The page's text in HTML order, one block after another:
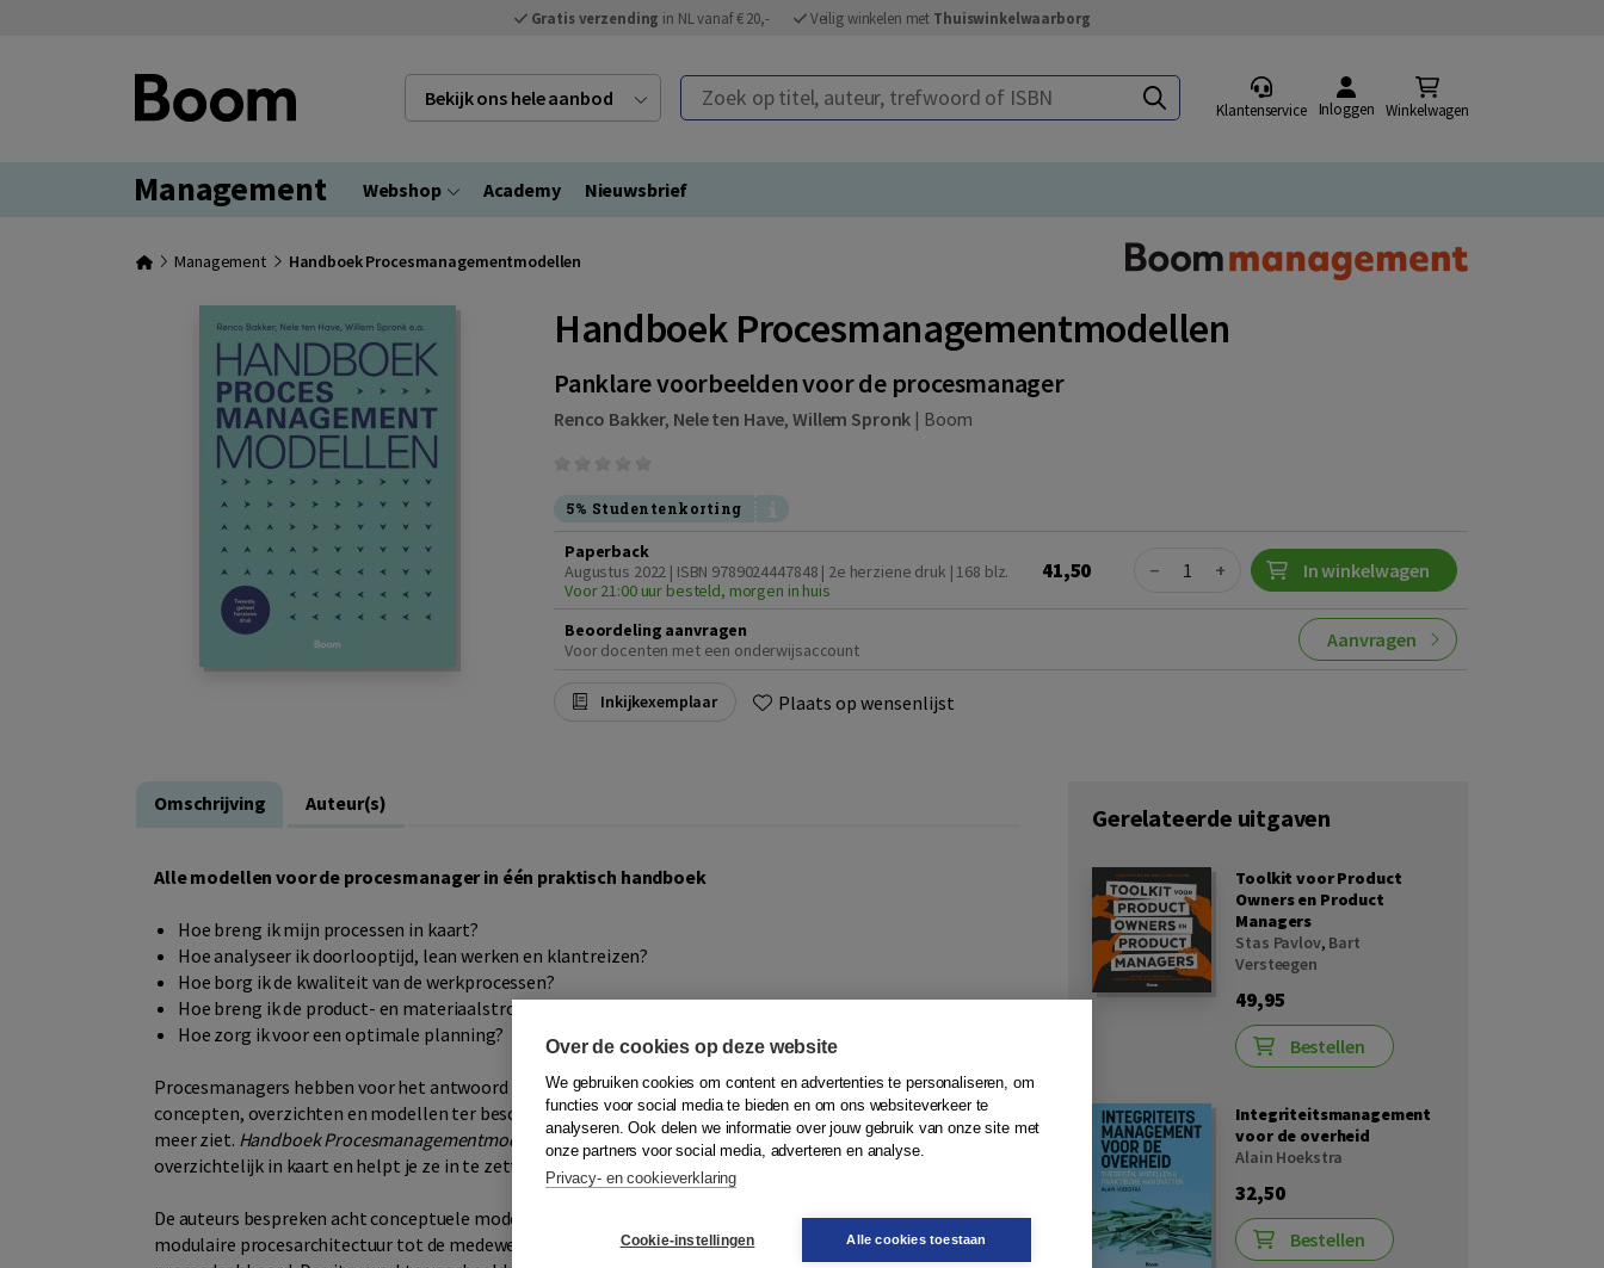
Gratis verzending in NL vanaf € 20,- Veilig winkelen met Thuiswinkelwaarborg
Bekijk ons hele aanbod Zoek op titel, auteur, trefwoord of ISBN
Klantenservice Inloggen Winkelwagen
Management Webshop Academy Nieuwsbrief
Management Handboek Procesmanagementmodellen
Handboek Procesmanagementmodellen
Panklare voorbeelden voor de procesmanager
Renco Bakker, Nele ten Have,Willem Spronk | Boom
5% Studentenkorting
Paperback
Augustus 2022 | ISBN 9789024447848 | 2e herziene druk | 168 blz.
Voor 21:00 uur besteld, morgen in huis
41,50 Quantity
− + In winkelwagen
Beoordeling aanvragen
Voor docenten met een onderwijsaccount
Aanvragen
Inkijkexemplaar Plaats op wensenlijst
Omschrijving Auteur(s)
Alle modellen voor de procesmanager in één praktisch handboek
Hoe breng ik mijn processen in kaart?
Hoe analyseer ik doorlooptijd, lean werken en klantreizen?
Hoe borg ik de kwaliteit van de werkprocessen?
Hoe breng ik de product- en materiaalstromen in mijn organisatie in kaart?
Hoe zorg ik voor een optimale planning?
Procesmanagers hebben voor het antwoord op deze en andere procesvraagstukken een breed scala aan
concepten, overzichten en modellen ter beschikking. Zo veel dat je soms door de bomen het bos niet
meer ziet. Handboek Procesmanagementmodellenbrengt de meestgebruikte modellen en formats
overzichtelijk in kaart en helpt je ze in te zetten.
De auteurs bespreken acht conceptuele modellen en ruim veertig toegepaste procesmodellen. Van de
modulaire procesarchitectuur tot de medewerkerreis en van de klantwaardeboom tot het
Gerelateerde uitgaven
Toolkit voor Product
Owners en Product
Managers
Stas Pavlov, Bart
Versteegen
49,95
Bestellen
Integriteitsmanagement
voor de overheid
Alain Hoekstra
32,50
Bestellen
Over de cookies op deze website
We gebruiken cookies om content en advertenties te personaliseren, om
functies voor social media te bieden en om ons websiteverkeer te
analyseren. Ook delen we informatie over jouw gebruik van onze site met
onze partners voor social media, adverteren en analyse.
Privacy- en cookieverklaring
Cookie-instellingen Alle cookies toestaan